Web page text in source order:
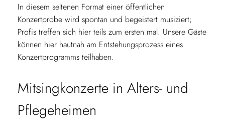
In diesem seltenen Format einer öffentlichen
Konzertprobe wird spontan und begeistert musiziert;
Profis treffen sich hier teils zum ersten mal. Unsere Gäste
können hier hautnah am Entstehungsprozess eines
Konzertprogramms teilhaben.
Mitsingkonzerte in Alters- und
Pflegeheimen